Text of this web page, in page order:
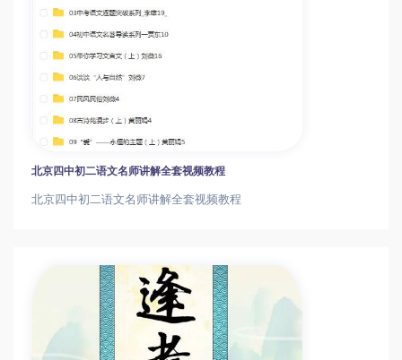
北京四中初二语文名师讲解全套视频教程
北京四中初二语文名师讲解全套视频教程